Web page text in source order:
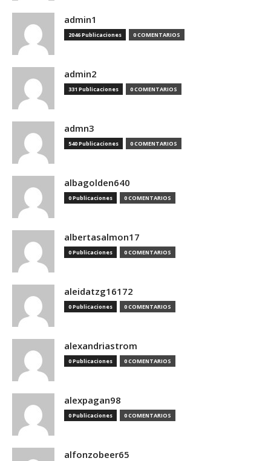
admin1
2046 Publicaciones 0 COMENTARIOS
admin2
331 Publicaciones 0 COMENTARIOS
admn3
540 Publicaciones 0 COMENTARIOS
albagolden640
0 Publicaciones 0 COMENTARIOS
albertasalmon17
0 Publicaciones 0 COMENTARIOS
aleidatzg16172
0 Publicaciones 0 COMENTARIOS
alexandriastrom
0 Publicaciones 0 COMENTARIOS
alexpagan98
0 Publicaciones 0 COMENTARIOS
alfonzobeer65